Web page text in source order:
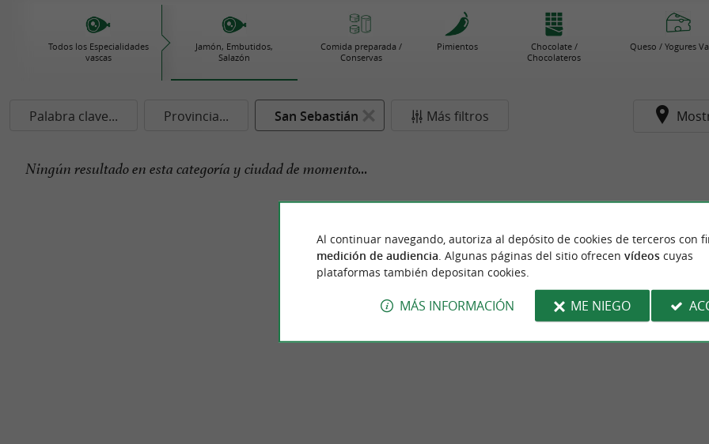
Todos los Especialidades
vascas
Jamón, Embutidos,
Salazón
Comida preparada /
Conservas
Pimientos
Chocolate /
Chocolateros
Queso / Yogures
Palabra clave... Provincia... San Sebastián Más filtros
Ningún resultado en esta categoría y ciudad de momento...
Al continuar navegando, autoriza al depósito de cookies de terceros con
medición de audiencia . Algunas páginas del sitio ofrecen vídeoscuyas
plataformas también depositan cookies.
MÁS INFORMACIÓN ME NIEGO